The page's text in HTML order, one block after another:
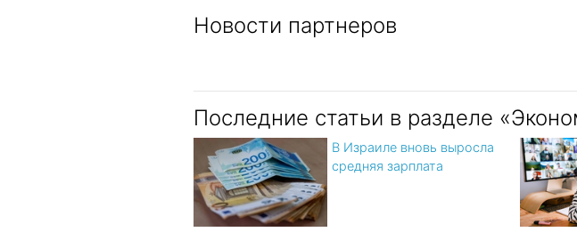
Новости партнеров
Последние статьи в разделе
В Израиле вновь выросла
средняя зарплата